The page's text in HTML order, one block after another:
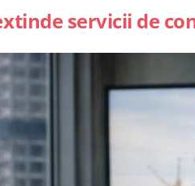
servicii de